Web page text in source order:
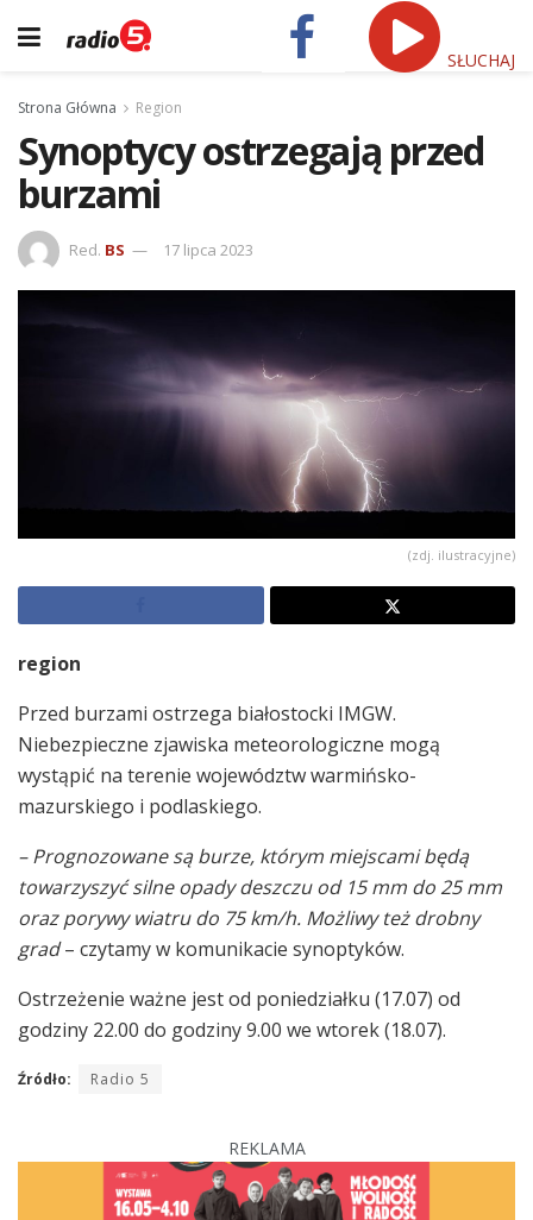
SŁUCHAJ
Strona Główna Region
Synoptycy ostrzegają przed
burzami
Red. BS 17 lipca 2023
(zdj. ilustracyjne)
region
Przed burzami ostrzega białostocki IMGW.
Niebezpieczne zjawiska meteorologiczne mogą
wystąpić na terenie województw warmińsko-
mazurskiego i podlaskiego.
– Prognozowane są burze, którym miejscami będą
towarzyszyć silne opady deszczu od 15 mm do 25 mm
oraz porywy wiatru do 75 km/h. Możliwy też drobny
grad– czytamy w komunikacie synoptyków.
Ostrzeżenie ważne jest od poniedziałku (17.07) od
godziny 22.00 do godziny 9.00 we wtorek (18.07).
Źródło: Radio 5
REKLAMA